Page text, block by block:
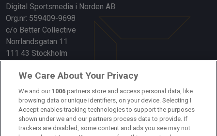
Digital Sportsmedia i Norden AB
Org.nr: 559409-9698
c/o Better Collective
Norrlandsgatan 11
111 43 Stockholm
Länkar
Om oss
Kontakta oss
Kundtjänst
We Care About Your Privacy
We and our 1006 partners store and access personal data, like
browsing data or unique identifiers, on your device. Selecting I
Accept enables tracking technologies to support the purposes
shown under we and our partners process data to provide. If
trackers are disabled, some content and ads you see may not